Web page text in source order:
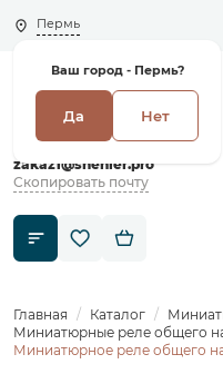
Пермь
Ваш город - Пермь?
Да Нет
+7 (495) 135-135-5
zakaz1@shenler.pro
Скопировать почту
Главная Каталог
Миниатюрные реле общего
Миниатюрное реле общего